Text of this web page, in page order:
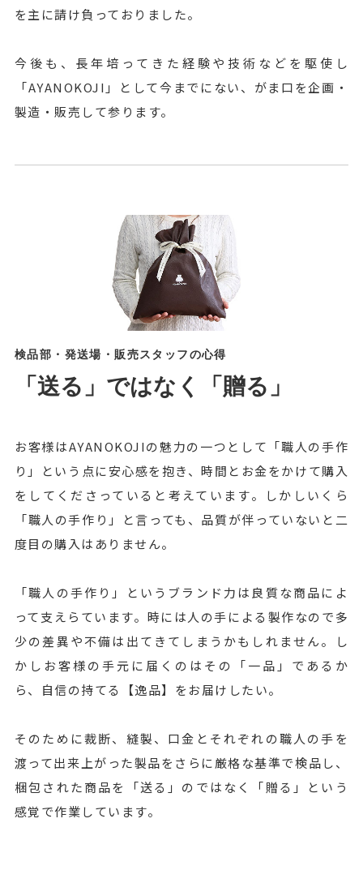
を主に請け負っておりました。
今後も、長年培ってきた経験や技術などを駆使し
「AYANOKOJI」として今までにない、がま口を企画・
製造・販売して参ります。
検品部・発送場・販売スタッフの心得
「送る」ではなく「贈る」
お客様はAYANOKOJIの魅力の一つとして「職人の手作
り」という点に安心感を抱き、時間とお金をかけて購入
をしてくださっていると考えています。しかしいくら
「職人の手作り」と言っても、品質が伴っていないと二
度目の購入はありません。
「職人の手作り」というブランド力は良質な商品によ
って支えらています。時には人の手による製作なので多
少の差異や不備は出てきてしまうかもしれません。し
かしお客様の手元に届くのはその「一品」であるか
ら、自信の持てる【逸品】をお届けしたい。
そのために裁断、縫製、口金とそれぞれの職人の手を
渡って出来上がった製品をさらに厳格な基準で検品し、
梱包された商品を「送る」のではなく「贈る」という
感覚で作業しています。